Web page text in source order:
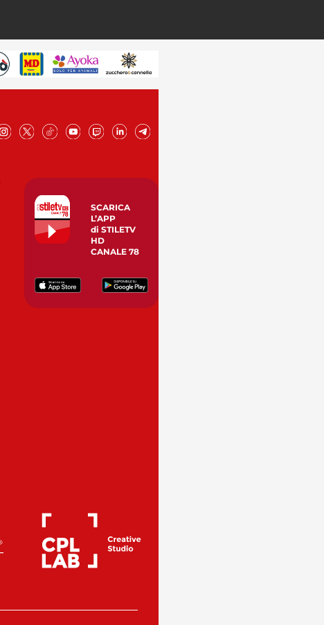
SCARICA
L’APP
di STILETV
HD
CANALE 78